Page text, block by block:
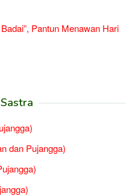
Pantun Menawan Hari
dan Pujangga)